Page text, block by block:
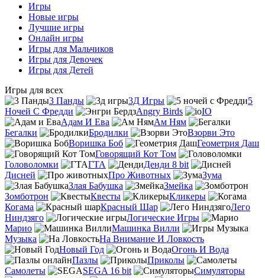
Игры
Новые игры
Лучшие игры
Онлайн игры
Игры для Мальчиков
Игры для Девочек
Игры для Детей
Игры для всех
3 Панды
3Д Игры
5
Ночей С Фредди
Angry Birds
IO
Адам И Ева
Ам Ням
Бегалки
Бродилки
Взорви Это
Воришка Боб
Геометрия Даш
Говорящий Кот Том
Головоломки
ГТА
Денди 8 bit
Дисней
Про Животных
Зума
Злая Бабушка
Змейка
Зомботрон
Квесты
Кликеры
Когама
Красный Шар
Лего
Ниндзяго
Логические Игры
Марио
Машинка Вилли
Музыка
На Внимание И Ловкость
Новый Год
Огонь И Вода
Пазлы
Приколы
Самолеты
SEGA 16 bit
Симуляторы